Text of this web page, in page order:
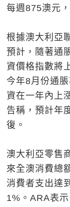
每週875澳元
根據澳大利亞
預計，隨著通
資價格指數將
今年8月份通
資在一年內上
告稱，預計年
復。
澳大利亞零售
來全澳消費總
消費者支出達
1%。ARA表